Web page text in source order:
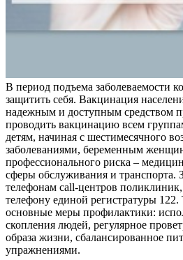
В период подъема заболеваемости
защитить себя. Вакцинация
надежным и доступным средством
проводить вакцинацию всем
детям, начиная с шестимесячного
заболеваниями, беременным
профессионального риска –
сферы обслуживания и
телефонам call-центров
телефону единой регистратуры
основные меры профилактики:
скопления людей, регулярное
образа жизни, сбалансированное
упражнениями.